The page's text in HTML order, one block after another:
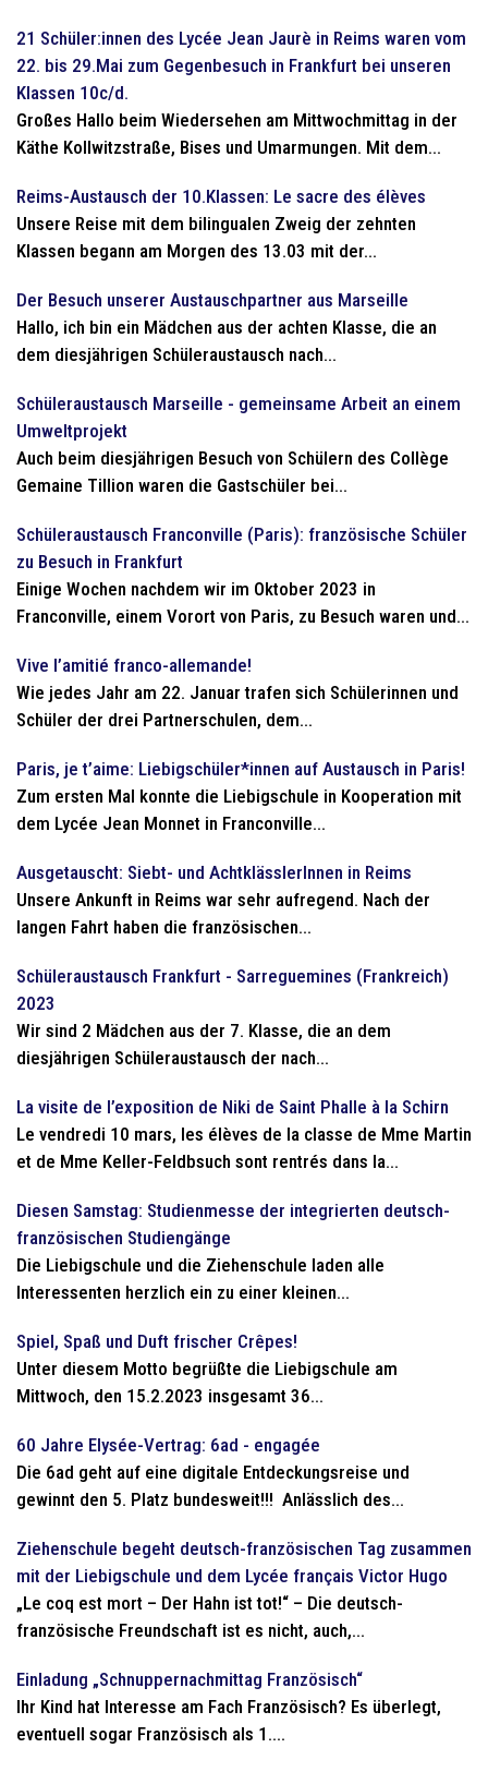
21 Schüler:innen des Lycée Jean Jaurè in Reims waren vom
22. bis 29.Mai zum Gegenbesuch in Frankfurt bei unseren
Klassen 10c/d.
Großes Hallo beim Wiedersehen am Mittwochmittag in der
Käthe Kollwitzstraße, Bises und Umarmungen. Mit dem...
Reims-Austausch der 10.Klassen: Le sacre des élèves
Unsere Reise mit dem bilingualen Zweig der zehnten
Klassen begann am Morgen des 13.03 mit der...
Der Besuch unserer Austauschpartner aus Marseille
Hallo, ich bin ein Mädchen aus der achten Klasse, die an
dem diesjährigen Schüleraustausch nach...
Schüleraustausch Marseille - gemeinsame Arbeit an einem
Umweltprojekt
Auch beim diesjährigen Besuch von Schülern des Collège
Gemaine Tillion waren die Gastschüler bei...
Schüleraustausch Franconville (Paris): französische Schüler
zu Besuch in Frankfurt
Einige Wochen nachdem wir im Oktober 2023 in
Franconville, einem Vorort von Paris, zu Besuch waren und...
Vive l’amitié franco-allemande!
Wie jedes Jahr am 22. Januar trafen sich Schülerinnen und
Schüler der drei Partnerschulen, dem...
Paris, je t’aime: Liebigschüler*innen auf Austausch in Paris!
Zum ersten Mal konnte die Liebigschule in Kooperation mit
dem Lycée Jean Monnet in Franconville...
Ausgetauscht: Siebt- und AchtklässlerInnen in Reims
Unsere Ankunft in Reims war sehr aufregend. Nach der
langen Fahrt haben die französischen...
Schüleraustausch Frankfurt - Sarreguemines (Frankreich)
2023
Wir sind 2 Mädchen aus der 7. Klasse, die an dem
diesjährigen Schüleraustausch der nach...
La visite de l’exposition de Niki de Saint Phalle à la Schirn
Le vendredi 10 mars, les élèves de la classe de Mme Martin
et de Mme Keller-Feldbsuch sont rentrés dans la...
Diesen Samstag: Studienmesse der integrierten deutsch-
französischen Studiengänge
Die Liebigschule und die Ziehenschule laden alle
Interessenten herzlich ein zu einer kleinen...
Spiel, Spaß und Duft frischer Crêpes!
Unter diesem Motto begrüßte die Liebigschule am
Mittwoch, den 15.2.2023 insgesamt 36...
60 Jahre Elysée-Vertrag: 6ad - engagée
Die 6ad geht auf eine digitale Entdeckungsreise und
gewinnt den 5. Platz bundesweit!!! Anlässlich des...
Ziehenschule begeht deutsch-französischen Tag zusammen
mit der Liebigschule und dem Lycée français Victor Hugo
„Le coq est mort – Der Hahn ist tot!“ – Die deutsch-
französische Freundschaft ist es nicht, auch,...
Einladung „Schnuppernachmittag Französisch“
Ihr Kind hat Interesse am Fach Französisch? Es überlegt,
eventuell sogar Französisch als 1....